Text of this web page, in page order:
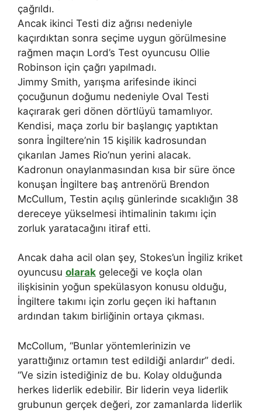
çağrıldı.
Ancak ikinci Testi diz ağrısı nedeniyle
kaçırdıktan sonra seçime uygun görülmesine
rağmen maçın Lord’s Test oyuncusu Ollie
Robinson için çağrı yapılmadı.
Jimmy Smith, yarışma arifesinde ikinci
çocuğunun doğumu nedeniyle Oval Testi
kaçırarak geri dönen dörtlüyü tamamlıyor.
Kendisi, maça zorlu bir başlangıç ​​yaptıktan
sonra İngiltere’nin 15 kişilik kadrosundan
çıkarılan James Rio’nun yerini alacak.
Kadronun onaylanmasından kısa bir süre önce
konuşan İngiltere baş antrenörü Brendon
McCullum, Testin açılış günlerinde sıcaklığın 38
dereceye yükselmesi ihtimalinin takımı için
zorluk yaratacağını itiraf etti.
Ancak daha acil olan şey, Stokes’un İngiliz kriket
oyuncusu olarak geleceği ve koçla olan
ilişkisinin yoğun spekülasyon konusu olduğu,
İngiltere takımı için zorlu geçen iki haftanın
ardından takım birliğinin ortaya çıkması.
McCollum, “Bunlar yöntemlerinizin ve
yarattığınız ortamın test edildiği anlardır” dedi.
“Ve sizin istediğiniz de bu. Kolay olduğunda
herkes liderlik edebilir. Bir liderin veya liderlik
grubunun gerçek değeri, zor zamanlarda liderlik